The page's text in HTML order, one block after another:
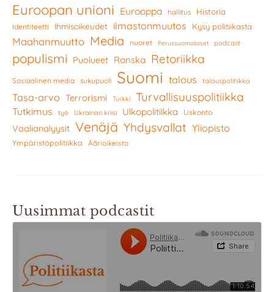
Euroopan unioni Eurooppa hallitus Historia
Identiteetti Ihmisoikeudet ilmastonmuutos Kysy politiikasta
Maahanmuutto Media nuoret Perussuomalaiset podcast
populismi Puolueet Ranska Retoriikka
Sosiaalinen media sukupuoli Suomi talous talouspolitiikka
Tasa-arvo Terrorismi Turkki Turvallisuuspolitiikka
Tutkimus työ Ukrainan kriisi Ulkopolitiikka Uskonto
Vaalianalyysit Venäjä Yhdysvallat Yliopisto
Ympäristöpolitiikka Äärioikeisto
Uusimmat podcastit